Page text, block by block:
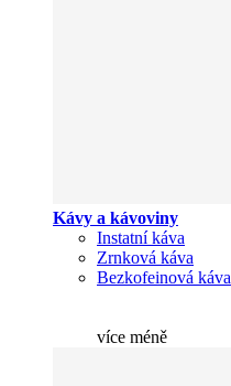
Kávy a kávoviny
Instatní káva
Zrnková káva
Bezkofeinová káva
více méně